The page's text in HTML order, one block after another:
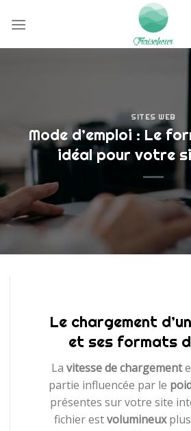
au
SITES WEB
Mode d’emploi : Le
idéal pour votre
Le chargement
et ses formats
La vitesse de chargement
partie influencée par le
présentes sur votre site
fichier estvolumineuxplus